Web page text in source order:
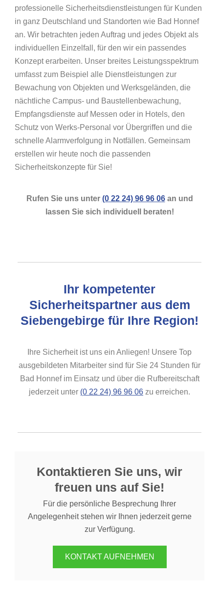
professionelle Sicherheitsdienstleistungen für Kunden
in ganz Deutschland und Standorten wie Bad Honnef
an. Wir betrachten jeden Auftrag und jedes Objekt als
individuellen Einzelfall, für den wir ein passendes
Konzept erarbeiten. Unser breites Leistungsspektrum
umfasst zum Beispiel alle Dienstleistungen zur
Bewachung von Objekten und Werksgeländen, die
nächtliche Campus- und Baustellenbewachung,
Empfangsdienste auf Messen oder in Hotels, den
Schutz von Werks-Personal vor Übergriffen und die
schnelle Alarmverfolgung in Notfällen. Gemeinsam
erstellen wir heute noch die passenden
Sicherheitskonzepte für Sie!
Rufen Sie uns unter (0 22 24) 96 96 06an und
lassen Sie sich individuell beraten!
Ihr kompetenter
Sicherheitspartner aus dem
Siebengebirge für Ihre Region!
Ihre Sicherheit ist uns ein Anliegen! Unsere Top
ausgebildeten Mitarbeiter sind für Sie 24 Stunden für
Bad Honnef im Einsatz und über die Rufbereitschaft
jederzeit unter (0 22 24) 96 96 06 zu erreichen.
Kontaktieren Sie uns, wir
freuen uns auf Sie!
Für die persönliche Besprechung Ihrer
Angelegenheit stehen wir Ihnen jederzeit gerne
zur Verfügung.
KONTAKT AUFNEHMEN